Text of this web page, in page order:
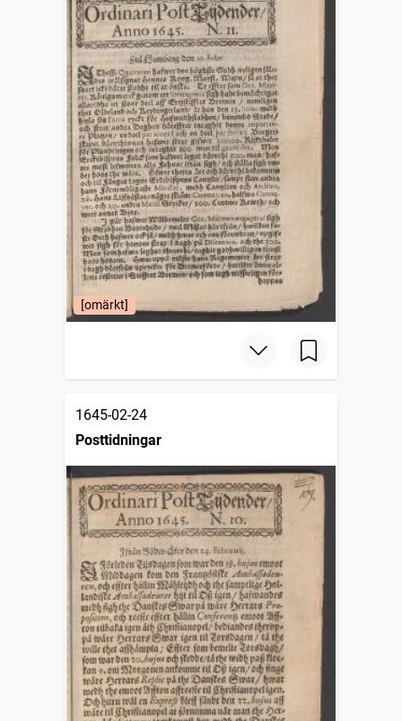
[omärkt]
1645-02-24
Posttidningar